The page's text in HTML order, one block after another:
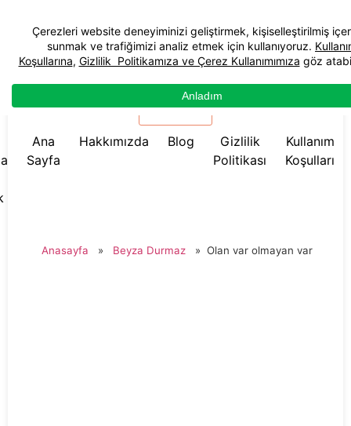
☰ Menü
Ana
Sayfa
Hakkımızda Blog
Gizlilik
Politikası
Kullanım
Koşulları
Anasayfa » Beyza Durmaz » Olan var olmayan var